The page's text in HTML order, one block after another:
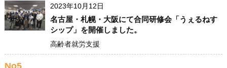
2023年10月12日
名古屋・札幌・大阪にて合同研修会「うぇるねす
シップ」を開催しました。
高齢者就労支援